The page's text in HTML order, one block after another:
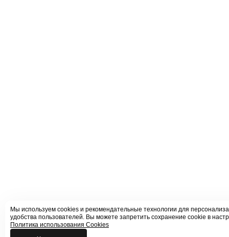
Мы используем cookies и рекомендательные технологии для
удобства пользователей. Вы можете запретить сохранение cookie в
Политика использования Cookies